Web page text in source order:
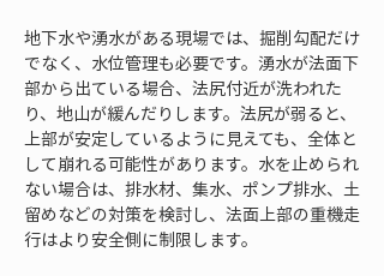
地下水や湧水がある現場では、掘削勾配だけ
でなく、水位管理も必要です。湧水が法面下
部から出ている場合、法尻付近が洗われた
り、地山が緩んだりします。法尻が弱ると、
上部が安定しているように見えても、全体と
して崩れる可能性があります。水を止められ
ない場合は、排水材、集水、ポンプ排水、土
留めなどの対策を検討し、法面上部の重機走
行はより安全側に制限します。